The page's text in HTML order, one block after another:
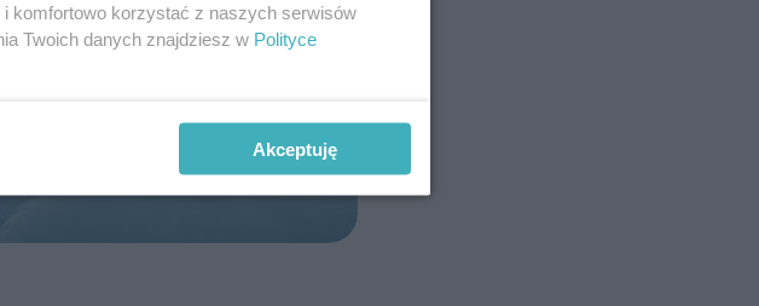
komfortowo korzystać z naszych serwisów
Twoich danych znajdziesz w Polityce
Akceptuję